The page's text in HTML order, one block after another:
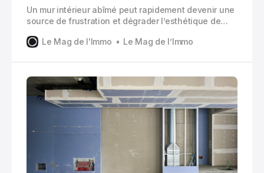
Un mur intérieur abîmé peut rapidement devenir une
source de frustration et dégrader l’esthétique de
traces d’humidité ou la peinture écaillée sont autant
particulière.
Le Mag de l'Immo Le Mag de l’Immo